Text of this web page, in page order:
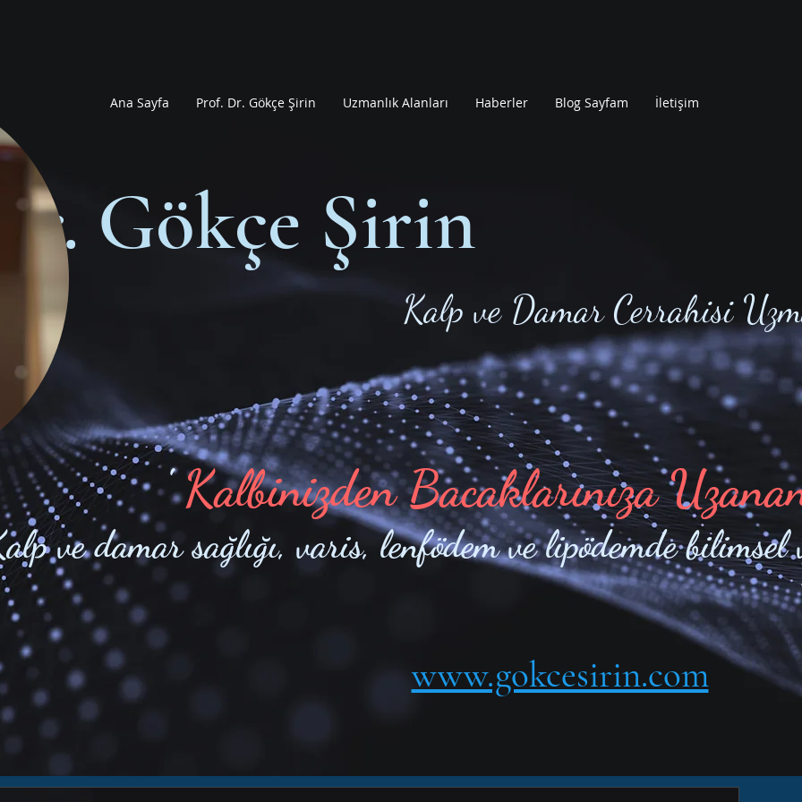
Gökçe Şirin
Kalp ve Damar Cerrahisi
' Kalbinizden Bacaklarınıza
ve damar sağlığı, varis, lenfödem ve lipödemde bilimsel
www.gokcesirin.com
Ana Sayfa Prof. Dr. Gökçe Şirin Uzmanlık Alanları Haberler Blog Sayfam İletişim